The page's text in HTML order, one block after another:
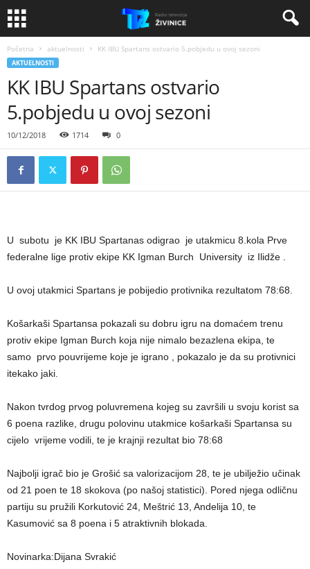
Početna aktuelnosti KK IBU Spartans ostvario 5.pobjedu u ovoj sezoni
AKTUELNOSTI
KK IBU Spartans ostvario
5.pobjedu u ovoj sezoni
10/12/2018 1714 0
U subotu je KK IBU Spartanas odigrao je utakmicu 8.kola Prve
federalne lige protiv ekipe KK Igman Burch University iz Ilidže .
U ovoj utakmici Spartans je pobijedio protivnika rezultatom 78:68.
Košarkaši Spartansa pokazali su dobru igru na domaćem trenu
protiv ekipe Igman Burch koja nije nimalo bezazlena ekipa, te
samo prvo pouvrijeme koje je igrano , pokazalo je da su protivnici
itekako jaki.
Nakon tvrdog prvog poluvremena kojeg su završili u svoju korist sa
6 poena razlike, drugu polovinu utakmice košarkaši Spartansa su
cijelo vrijeme vodili, te je krajnji rezultat bio 78:68
Najbolji igrač bio je Grošić sa valorizacijom 28, te je ubilježio učinak
od 21 poen te 18 skokova (po našoj statistici). Pored njega odličnu
partiju su pružili Korkutović 24, Meštrić 13, Andelija 10, te
Kasumović sa 8 poena i 5 atraktivnih blokada.
Novinarka:Dijana Svrakić